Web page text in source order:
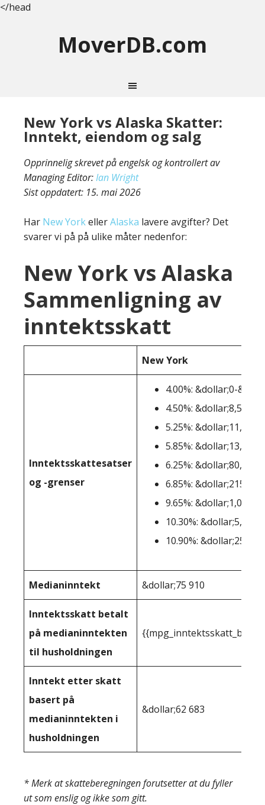
</head
MoverDB.com
New York vs Alaska Skatter:
Inntekt, eiendom og salg
Opprinnelig skrevet på engelsk og kontrollert av
Managing Editor:Ian Wright
Sist oppdatert: 15. mai 2026
Har New YorkellerAlaska lavere avgifter? Det
svarer vi på på ulike måter nedenfor:
New York vs Alaska
Sammenligning av
inntektsskatt
New York
Inntektsskattesatser
og -grenser
4.00%: &dollar;0-
4.50%: &dollar;8,501-
5.25%:
5.85%:
6.25%:
6.85%:
9.65%:
10.30%:
10.90%:
Medianinntekt &dollar;75 910
Inntektsskatt betalt
på medianinntekten
til husholdningen
Inntekt etter skatt
basert på
medianinntekten i
husholdningen
&dollar;62 683
* Merk at skatteberegningen forutsetter at du fyller
ut som enslig og ikke som gitt.